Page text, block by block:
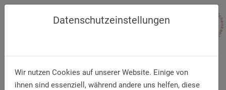
Datenschutzeinstellungen
Wir nutzen Cookies auf unserer Website. Einige von
ihnen sind essenziell, während andere uns helfen, diese